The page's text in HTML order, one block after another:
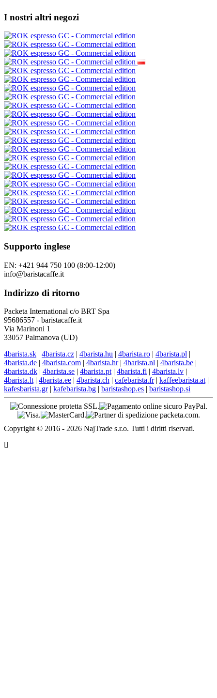
I nostri altri negozi
Supporto inglese
EN: +421 944 750 100 (8:00-12:00)
info@baristacaffe.it
Indirizzo di ritorno
Packeta International c/o BRT Spa
95686557 - baristacaffe.it
Via Marinoni 1
33057 Palmanova (UD)
4barista.sk | 4barista.cz | 4barista.hu | 4barista.ro | 4barista.pl |
4barista.de | 4barista.com | 4barista.hr| 4barista.nl | 4barista.be |
4barista.dk | 4barista.se | 4barista.pt | 4barista.fi | 4barista.lv |
4barista.lt | 4barista.ee | 4barista.ch | cafebarista.fr| kaffeebarista.at |
kafesbarista.gr| kafebarista.bg | baristashop.es | baristashop.si
Copyright © 2016 - 2026 NajTrade s.r.o. Tutti i diritti riservati.